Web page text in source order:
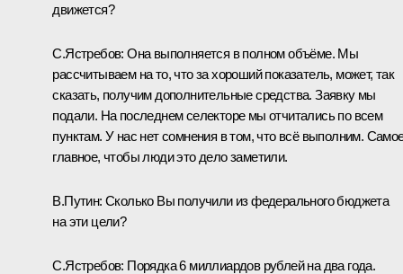
движется?
С.Ястребов: Она выполняется в полном объёме. Мы
рассчитываем на то, что за хороший показатель, может, так
сказать, получим дополнительные средства. Заявку мы
подали. На последнем селекторе мы отчитались по всем
пунктам. У нас нет сомнения в том, что всё выполним.
главное, чтобы люди это дело заметили.
В.Путин: Сколько Вы получили из федерального бюджета
на эти цели?
С.Ястребов: Порядка 6 миллиардов рублей на два года.